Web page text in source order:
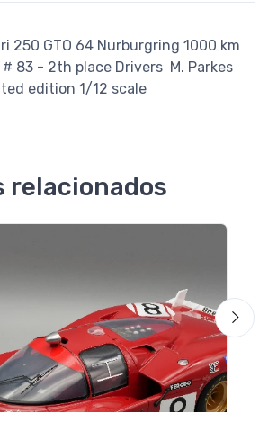
250 GTO 64 Nurburgring 1000 km
# 83 - 2th place Drivers M. Parkes
edition 1/12 scale
relacionados